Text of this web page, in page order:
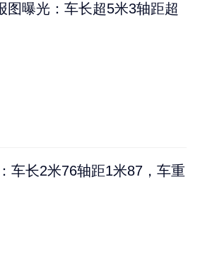
图曝光：车长超5米3轴距超
车长2米76轴距1米87，车重